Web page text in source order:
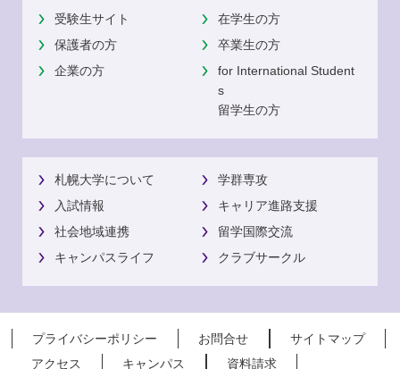
受験生サイト
在学生の方
保護者の方
卒業生の方
企業の方
for International Student
s
留学生の方
札幌大学について
学群専攻
入試情報
キャリア進路支援
社会地域連携
留学国際交流
キャンパスライフ
クラブサークル
プライバシーポリシー お問合せ
サイトマップ
アクセス
キャンパス 資料請求